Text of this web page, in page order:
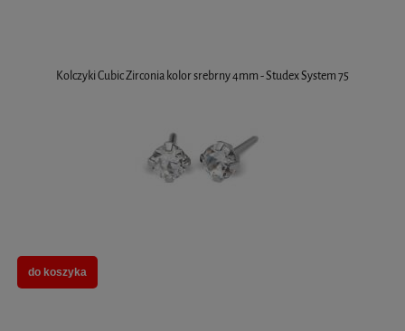
Kolczyki Cubic Zirconia kolor srebrny 4mm - Studex System 75
do koszyka